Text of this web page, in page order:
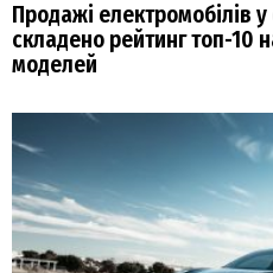
Продажі електромобілів у
складено рейтинг топ-10
моделей